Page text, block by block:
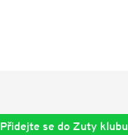
Přidejte se do Zuty klubu